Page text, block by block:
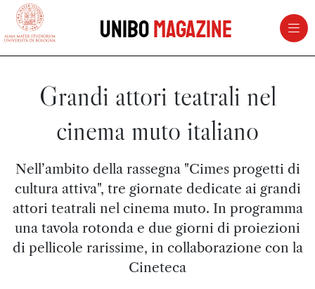
vai al contenuto della pagina
UniboMagazine
Grandi attori teatrali nel
cinema muto italiano
Nell’ambito della rassegna "Cimes progetti di
cultura attiva", tre giornate dedicate ai grandi
attori teatrali nel cinema muto. In programma
una tavola rotonda e due giorni di proiezioni
di pellicole rarissime, in collaborazione con la
Cineteca